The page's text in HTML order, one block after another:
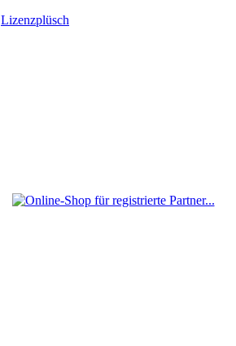
Lizenzplüsch